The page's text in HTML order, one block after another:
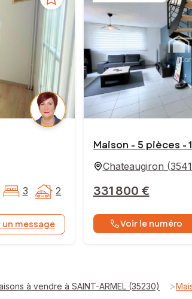
3 2
un message
Maison - 5 pièces -
Chateaugiron (
331 800 €
Voir le numéro
à vendre à SAINT-ARMEL (35230) >